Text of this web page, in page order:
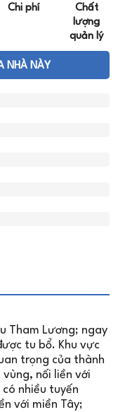
Chi phí
Chất
lượng
quản lý
NHÀ NÀY
Tham Lương; ngay
tu bổ. Khu vực
trọng của thành
nối liền với
nhiều tuyến
với miền Tây;